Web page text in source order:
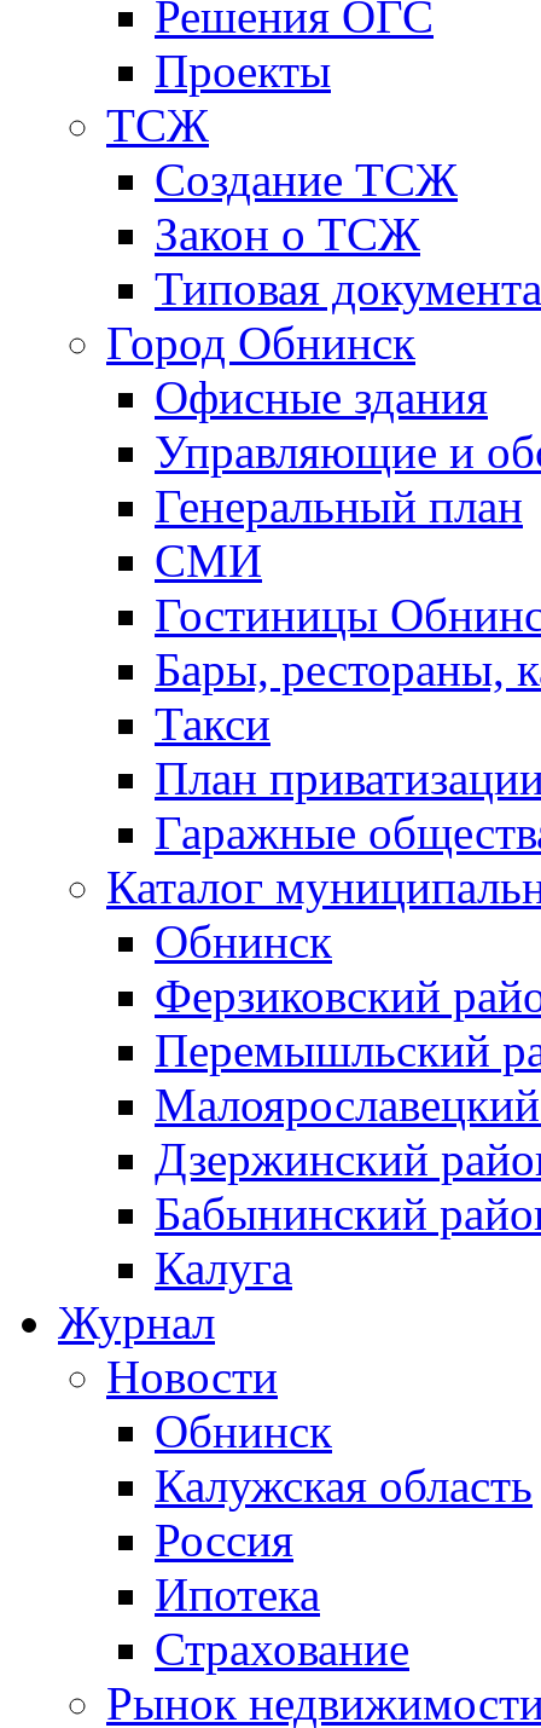
Решения ОГС
Проекты
ТСЖ
Создание ТСЖ
Закон о ТСЖ
Типовая
Город Обнинск
Офисные здания
Управляющие и
Генеральный план
СМИ
Гостиницы
Бары, рестораны,
Такси
План
Гаражные
Каталог
Обнинск
Ферзиковский
Перемышльский
Дзержинский
Бабынинский
Калуга
Журнал
Новости
Обнинск
Калужская область
Россия
Ипотека
Страхование
Рынок